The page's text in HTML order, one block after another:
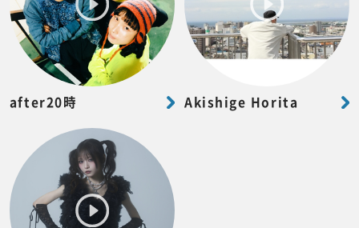
after20時 Akishige Horita